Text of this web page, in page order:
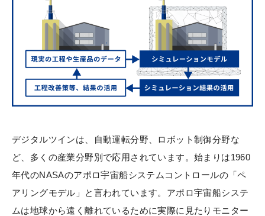
デジタルツインは、自動運転分野、ロボット制御分野な
ど、多くの産業分野別で応用されています。始まりは1960
年代のNASAのアポロ宇宙船システムコントロールの「ペ
アリングモデル」と言われています。アポロ宇宙船システ
ムは地球から遠く離れているために実際に見たりモニター